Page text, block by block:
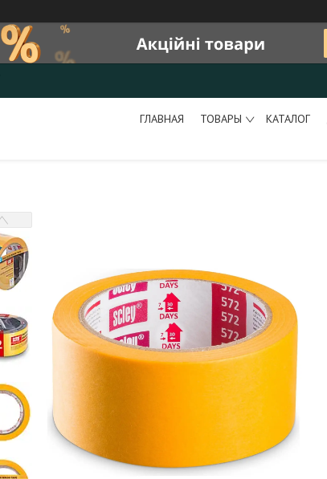
ГЛАВНАЯ ТОВАРЫ КАТАЛОГ